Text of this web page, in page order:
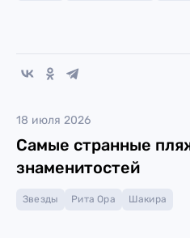
18 июля 2026
Самые странные
знаменитостей
Звезды Рита Ора Шакира